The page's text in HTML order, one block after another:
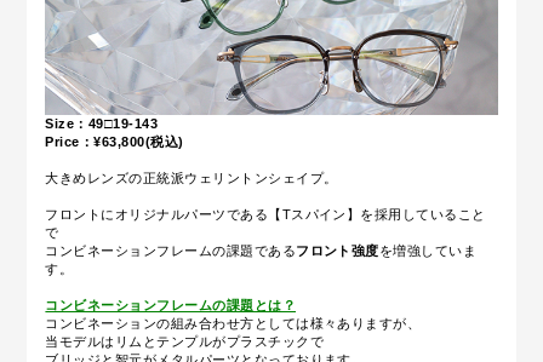
Size：49□19-143
Price：¥63,800(税込)
大きめレンズの正統派ウェリントンシェイプ。
フロントにオリジナルパーツである【Tスパイン】を採用していること
で
コンビネーションフレームの課題であるフロント強度を増強していま
す。
コンビネーションフレームの課題とは？
コンビネーションの組み合わせ方としては様々ありますが、
当モデルはリムとテンプルがプラスチックで
ブリッジと智元がメタルパーツとなっております。